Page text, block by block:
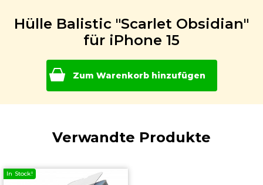
Hülle Balistic "Scarlet Obsidian"
für iPhone 15
Zum Warenkorb hinzufügen
Verwandte Produkte
In Stock!